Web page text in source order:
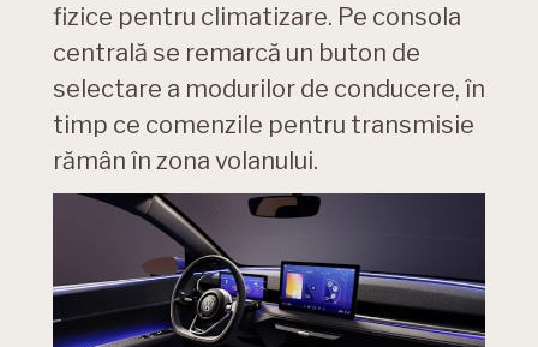
fizice pentru climatizare. Pe consola
centrală se remarcă un buton de
selectare a modurilor de conducere, în
timp ce comenzile pentru transmisie
rămân în zona volanului.